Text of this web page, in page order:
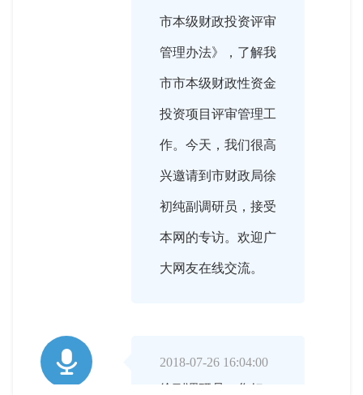
市本级财政投资评审
管理办法》，了解我
市市本级财政性资金
投资项目评审管理工
作。今天，我们很高
兴邀请到市财政局徐
初纯副调研员，接受
本网的专访。欢迎广
大网友在线交流。

2018-07-26 16:04:00
徐副调研员，您好！